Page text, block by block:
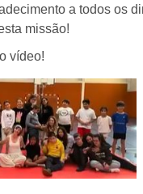
a todos os
missão!
o vídeo!